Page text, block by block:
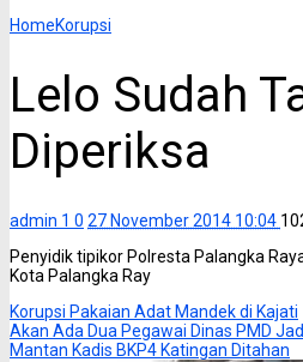
HomeKorupsi
Lelo Sudah
Diperiksa
admin 1 0 27 November 2014 10:04
Penyidik tipikor Polresta Palangka
Kota Palangka Ray
Korupsi Pakaian Adat Mandek di Kajati
Akan Ada Dua Pegawai Dinas PMD
Mantan Kadis BKP4 Katingan Ditahan